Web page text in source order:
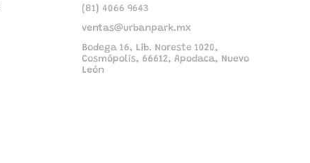
(81) 4066 9643
ventas@urbanpark.mx
Bodega 16, Lib. Noreste 1020,
Cosmópolis, 66612, Apodaca, Nuevo
León